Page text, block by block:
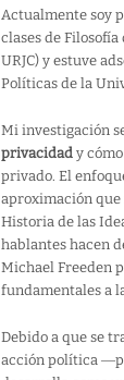
Actualmente soy
clases de
URJC) y estuve
Políticas de la
Mi investigación
privacidad y
privado. El
aproximación que
Historia de las
hablantes hacen
Michael Freeden
fundamentales a
Debido a que se
acción política